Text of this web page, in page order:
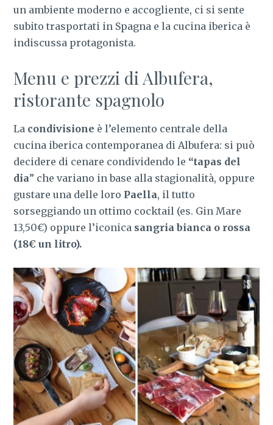
un ambiente moderno e accogliente, ci si sente
subito trasportati in Spagna e la cucina iberica è
indiscussa protagonista.
Menu e prezzi di Albufera,
ristorante spagnolo
La condivisione è l’elemento centrale della
cucina iberica contemporanea di Albufera: si può
decidere di cenare condividendo le “tapas del
dia” che variano in base alla stagionalità, oppure
gustare una delle loro Paella, il tutto
sorseggiando un ottimo cocktail (es. Gin Mare
13,50€) oppure l’iconica sangria bianca o rossa
(18€ un litro).